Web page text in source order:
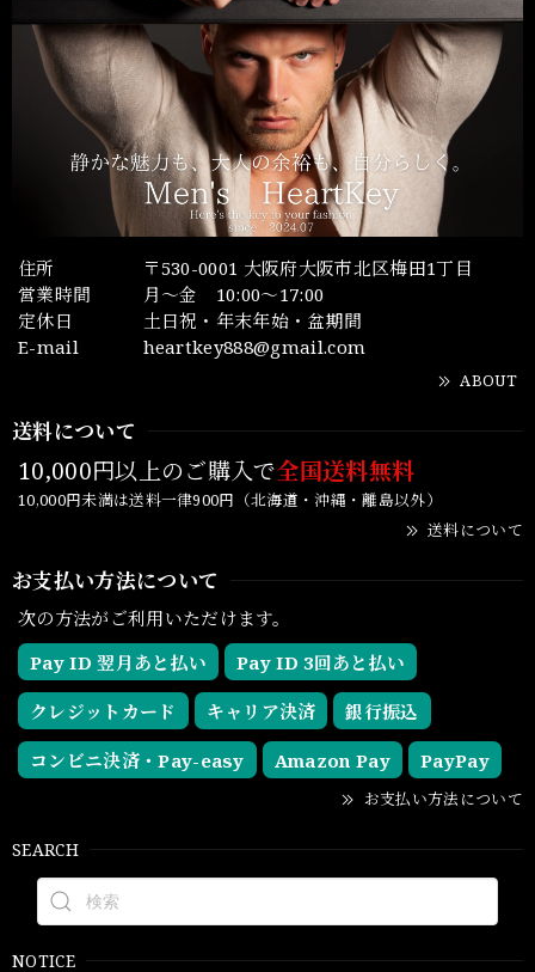
住所
〒530-0001 大阪府大阪市北区梅田1丁目
営業時間
月～金 10:00～17:00
定休日
土日祝・年末年始・盆期間
E-mail
heartkey888@gmail.com
ABOUT
送料について
10,000円以上のご購入で全国送料無料
10,000円未満は送料一律900円（北海道・沖縄・離島以外）
送料について
お支払い方法について
次の方法がご利用いただけます。
Pay ID 翌月あと払い
Pay ID 3回あと払い
クレジットカード キャリア決済 銀行振込
コンビニ決済・Pay-easy Amazon Pay PayPay
お支払い方法について
SEARCH
NOTICE